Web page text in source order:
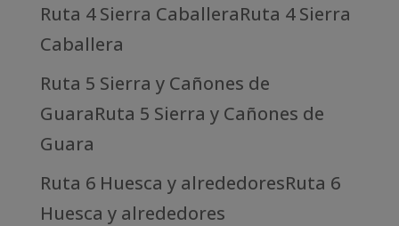
Ruta 4 Sierra CaballeraRuta 4 Sierra
Caballera
Ruta 5 Sierra y Cañones de
GuaraRuta 5 Sierra y Cañones de
Guara
Ruta 6 Huesca y alrededoresRuta 6
Huesca y alrededores